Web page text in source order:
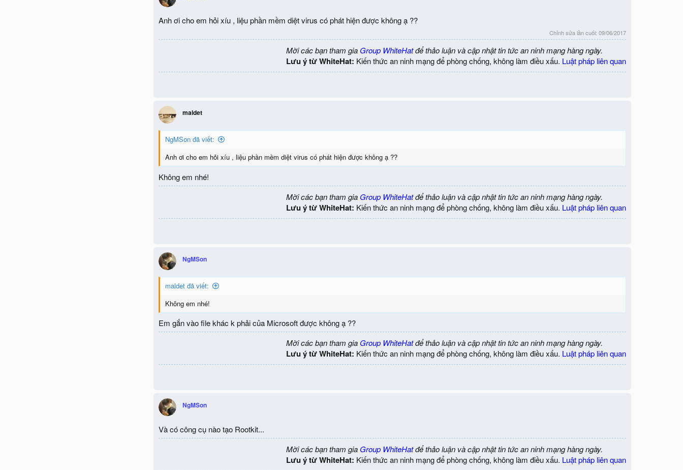
i
o
n
:
Anh ơi cho em hỏi xíu , liệu phần mềm diệt virus có phát hiện được không ạ ??
Chỉnh sửa lần cuối: 09/06/2017
Mời các bạn tham gia Group WhiteHatđể thảo luận và cập nhật tin tức an ninh mạng hàng ngày.
Lưu ý từ WhiteHat: Kiến thức an ninh mạng để phòng chống, không làm điều xấu. Luật pháp liên quan
maldet
NgMSon đã viết:
Anh ơi cho em hỏi xíu , liệu phần mềm diệt virus có phát hiện được không ạ ??
Không em nhé!
Mời các bạn tham gia Group WhiteHatđể thảo luận và cập nhật tin tức an ninh mạng hàng ngày.
Lưu ý từ WhiteHat: Kiến thức an ninh mạng để phòng chống, không làm điều xấu. Luật pháp liên quan
NgMSon
maldet đã viết:
Không em nhé!
Em gắn vào file khác k phải của Microsoft được không ạ ??
Mời các bạn tham gia Group WhiteHatđể thảo luận và cập nhật tin tức an ninh mạng hàng ngày.
Lưu ý từ WhiteHat: Kiến thức an ninh mạng để phòng chống, không làm điều xấu. Luật pháp liên quan
NgMSon
Và có công cụ nào tạo Rootkit...
Mời các bạn tham gia Group WhiteHatđể thảo luận và cập nhật tin tức an ninh mạng hàng ngày.
Lưu ý từ WhiteHat: Kiến thức an ninh mạng để phòng chống, không làm điều xấu. Luật pháp liên quan